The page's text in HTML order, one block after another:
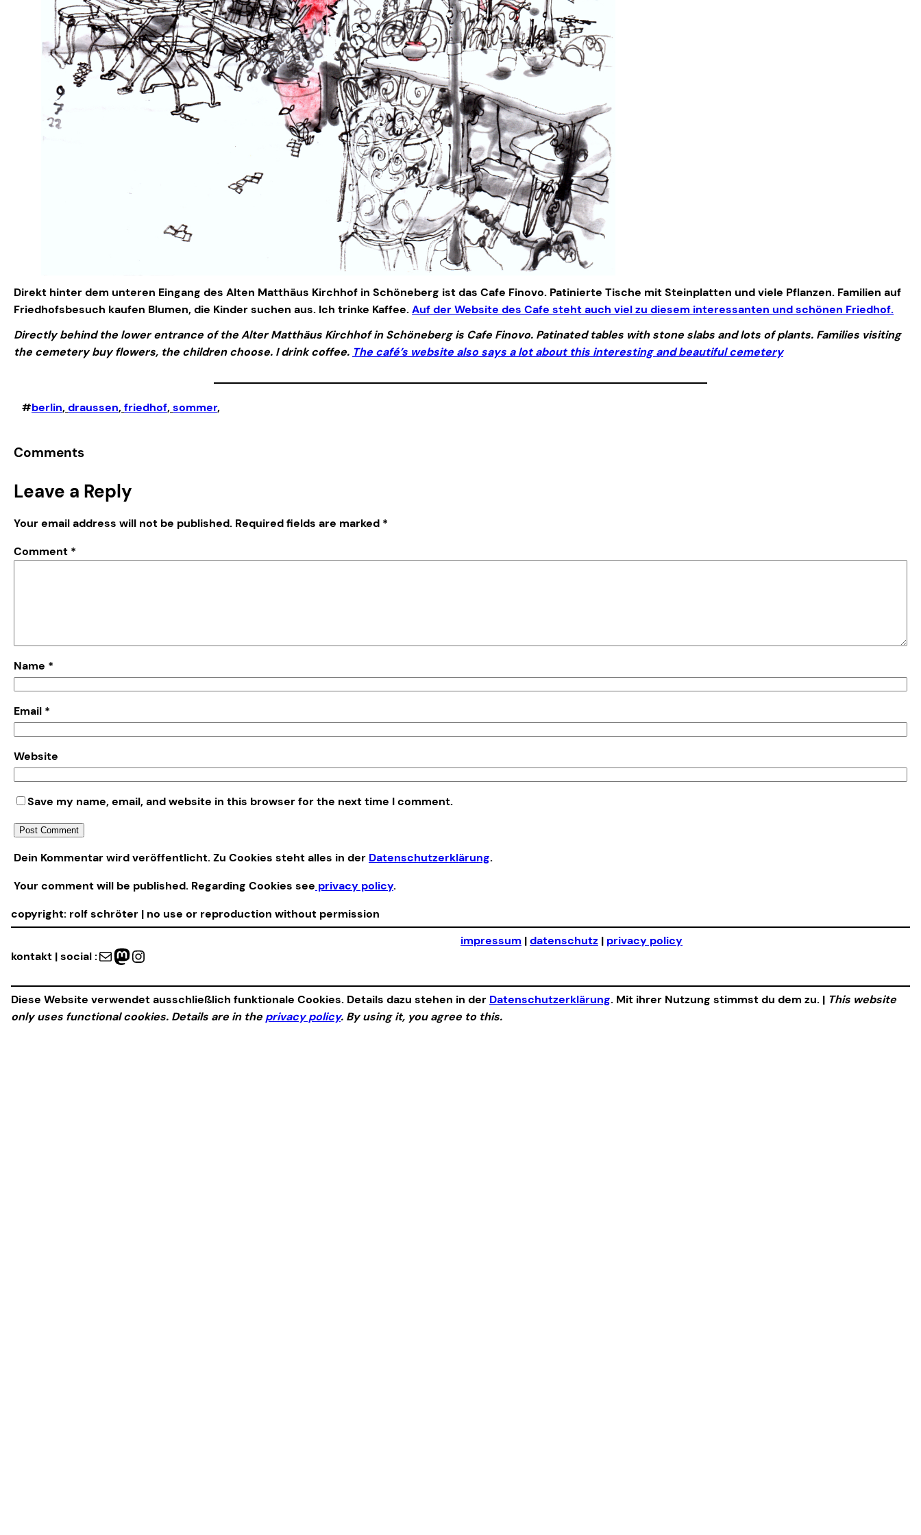
Direkt hinter dem unteren Eingang des Alten Matthäus Kirchhof in Schöneberg ist das Cafe Finovo. Patinierte Tische mit Steinplatten und viele Pflanzen. Familien auf
Friedhofsbesuch kaufen Blumen, die Kinder suchen aus. Ich trinke Kaffee.Auf der Website des Cafe steht auch viel zu diesem interessanten und schönen Friedhof.
Directly behind the lower entrance of the Alter Matthäus Kirchhof in Schöneberg is Cafe Finovo. Patinated tables with stone slabs and lots of plants. Families visiting
the cemetery buy flowers, the children choose. I drink coffee. The café’s website also says a lot about this interesting and beautiful cemetery
#berlin, draussen, friedhof, sommer,
Comments
Leave a Reply
Your email address will not be published. Required fields are marked *
Comment *
Name *
Email *
Website
Save my name, email, and website in this browser for the next time I comment.
Alternative:
Dein Kommentar wird veröffentlicht. Zu Cookies steht alles in der Datenschutzerklärung.
Your comment will be published. Regarding Cookies see privacy policy.
copyright: rolf schröter | no use or reproduction without permission
kontakt | social :Mail Mastodon Instagram
impressum |datenschutz | privacy policy
Diese Website verwendet ausschließlich funktionale Cookies. Details dazu stehen in der Datenschutzerklärung. Mit ihrer Nutzung stimmst du dem zu. | This website
only uses functional cookies. Details are in the privacy policy. By using it, you agree to this.